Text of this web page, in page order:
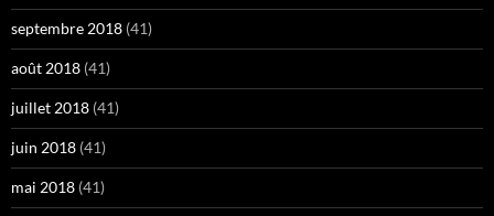
septembre 2018 (41)
août 2018 (41)
juillet 2018 (41)
juin 2018 (41)
mai 2018 (41)